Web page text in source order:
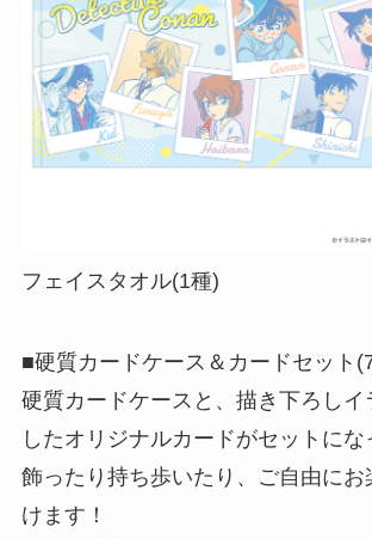
フェイスタオル(1種)
■硬質カードケース＆カードセット
硬質カードケースと、描き下ろしイ
したオリジナルカードがセットにな
飾ったり持ち歩いたり、ご自由にお
けます！